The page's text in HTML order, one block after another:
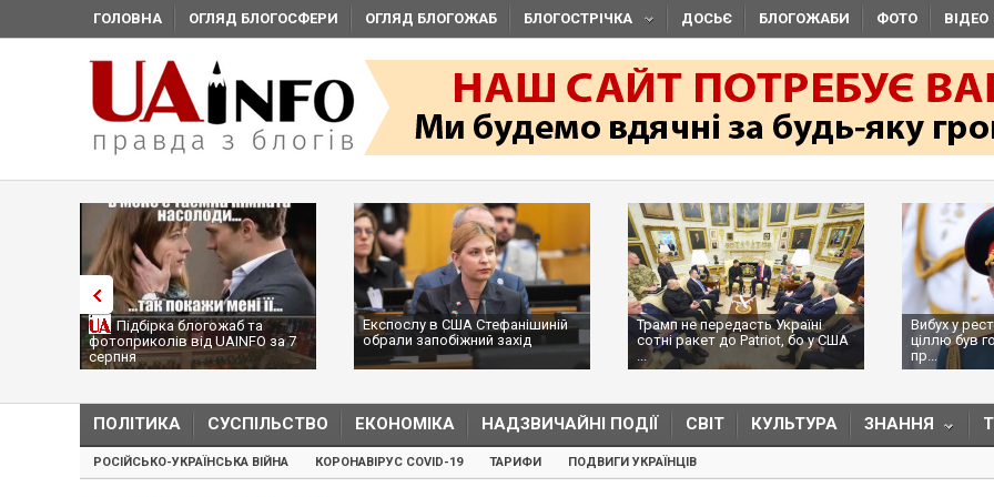
ГОЛОВНА ОГЛЯД БЛОГОСФЕРИ ОГЛЯД БЛОГОЖАБ БЛОГОСТРІЧКА ДОСЬЄ БЛОГОЖАБИ ФОТО ВІДЕО
Підбірка блогожаб та
фотоприколів від UAINFO за 7
серпня
Експослу в США Стефанішиній
обрали запобіжний захід
Трамп не передасть Україні
сотні ракет до Patriot, бо у США
...
Вибух у
ціллю був
пр...
ПОЛІТИКА СУСПІЛЬСТВО ЕКОНОМІКА НАДЗВИЧАЙНІ ПОДІЇ СВІТ КУЛЬТУРА ЗНАННЯ
РОСІЙСЬКО-УКРАЇНСЬКА ВІЙНА КОРОНАВІРУС COVID-19 ТАРИФИ ПОДВИГИ УКРАЇНЦІВ